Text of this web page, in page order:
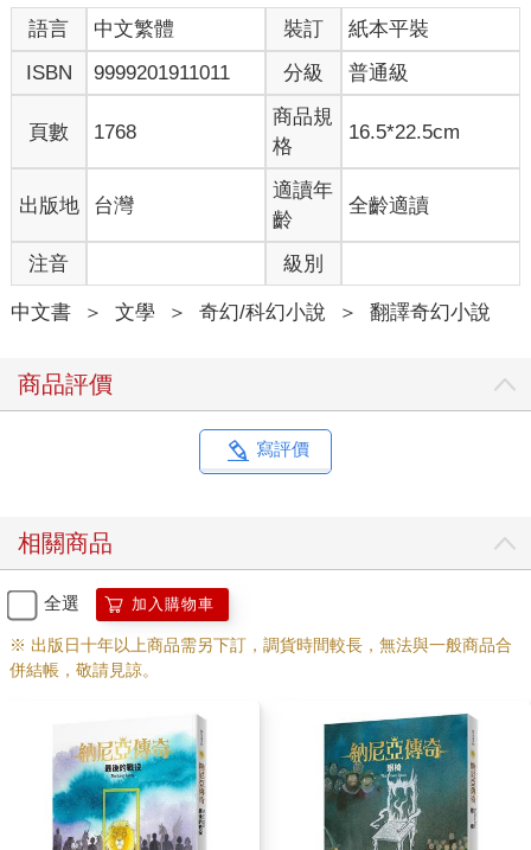
的時候，能夠用功一點就好了，這樣不管什麼怪裡怪氣的國家我
全都會知道。現在後悔也來不及嘍。」
「可是那根本就不是國家啊，」露西說，她差點兒就笑了出來，
「只是在後面那裡—應該在那兒沒錯—哎呀，我也不太確定啦。
現在那邊還是夏天。」
「在我們納尼亞呢，」吐納思先生說，「現在是冬天，而且已經
延續好久好久了。好了，我們要是再站在雪地裡聊天的話，我們
兩個都會感冒的。來自遙遠『空皇疆』王國，永恆夏季所眷顧的
光明之城『衣族』的『夏娃的女兒』啊，到我家去喝杯茶好
嗎？」
「謝謝你，吐納思先生，」露西說，「但我應該回去了。」
「只要繞個轉角就到了，」人羊說，「那兒有溫暖的爐火—和吐
「好吧，你人真是太好了，」露西說，「可是我不能待太久。」
「請妳挽著我的手，夏娃的女兒，」吐納思先生說，「這樣我就
於是露西發現，她竟然跟這個怪物像認識了一輩子的老朋友似
的，手挽著手一起穿越樹林。
先生突然往旁一轉，看來似乎就要一頭撞上一塊龐大的巨岩，但
露西接著就看出，原來他是要帶她走進一個山洞入口。他們一踏
進洞裡，她就被明亮的柴火眩得連連眨眼。接著吐納思先生就俯
下身來，用一把乾淨的小火鉗，從爐火中夾起一段燃燒的木柴，
點亮了一盞燈。「只要再等一會兒就行了。」他說，並立刻拿壺
燒開水。
露西覺得這裡是她這輩子到過最棒的一個地方。這是一個乾爽整
潔的小山洞，周遭的石頭是漂亮的淡紅色，地上鋪著毯子，上面
擺了兩張座椅（「一把我自己坐，另一把用來待客。」吐納思先
生說）、一張餐桌、一個餐具櫃，還有一個壁爐架。壁爐架上
方，掛了一幅灰鬍子老人羊的畫像。角落有一扇門，露西猜想那
應該是吐納思先生的臥室。牆邊放了一個擺得滿滿的書架。在他
語言 中文繁體 裝訂
紙本平裝
ISBN
9999201911011 分級 普通級
頁數 1768
商品規
格
16.5*22.5cm
出版地 台灣
適讀年
齡
全齡適讀
注音 級別
中文書 ＞ 文學 ＞ 奇幻/科幻小說 ＞ 翻譯奇幻小說
商品評價
寫評價
相關商品
全選 加入購物車
※ 出版日十年以上商品需另下訂，調貨時間較長，無法與一般商品合
併結帳，敬請見諒。